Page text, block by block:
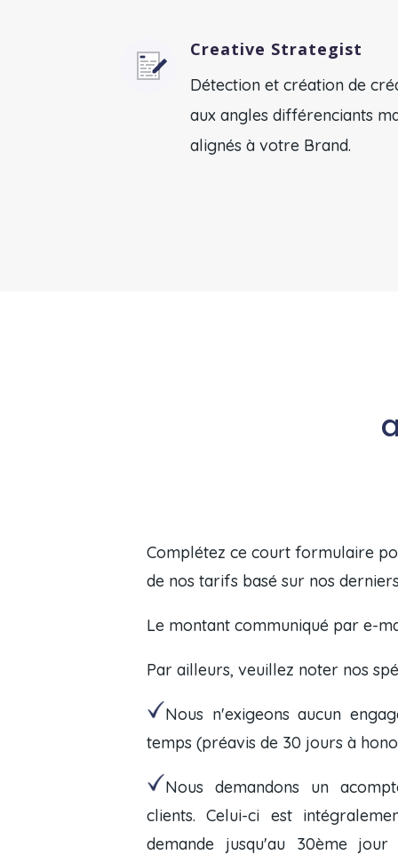
Creative Strategist
Détection et création de
aux angles différenciants
alignés à votre Brand.
Complétez ce court formulaire
de nos tarifs basé sur nos
Le montant communiqué par e-
Par ailleurs, veuillez noter nos
Nous n'exigeons aucun
temps (préavis de 30 jours à
Nous demandons un
clients. Celui-ci est
demande jusqu'au 30ème